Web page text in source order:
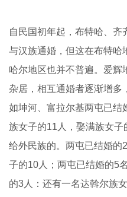
自民国初年起，布特哈、
与汉族通婚，但这在布特哈
哈尔地区也并不普遍。爱辉
杂居，相互通婚者逐渐增多
如坤河、富拉尔基两屯已结
族女子的11人，娶满族女
给外民族的。两屯已结婚的
子的10人；两屯已结婚的5
的3人：还有一名达斡尔族